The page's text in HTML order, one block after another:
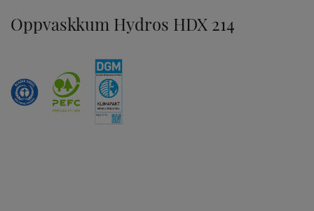
Oppvaskkum Hydros HDX 214